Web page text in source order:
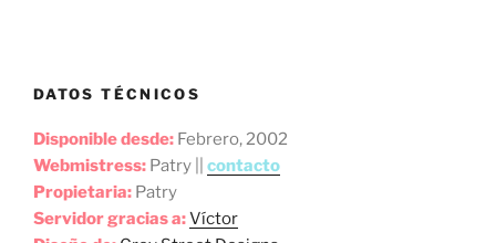
DATOS TÉCNICOS
Disponible desde: Febrero, 2002
Webmistress: Patry || contacto
Propietaria: Patry
Servidor gracias a:Víctor